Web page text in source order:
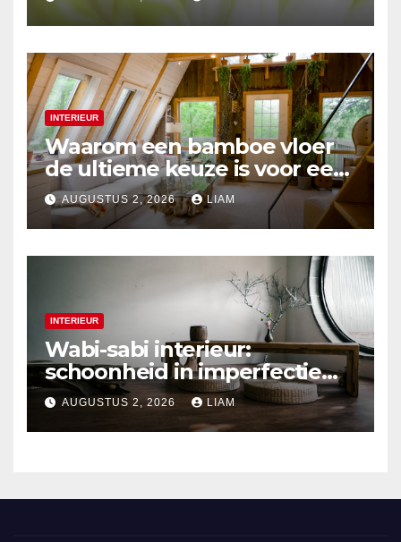
INTERIEUR
Waarom een bamboe vloer
de ultieme keuze is voor een
duurzaam interieur
AUGUSTUS 2, 2026 LIAM
INTERIEUR
Wabi-sabi interieur:
schoonheid in imperfectie
ontdekken
AUGUSTUS 2, 2026 LIAM